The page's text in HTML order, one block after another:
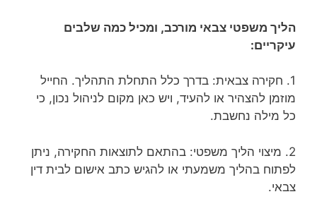
הליך משפטי צבאי מורכב, ומכיל כמה שלבים
עיקריים:
1. חקירה צבאית: בדרך כלל התחלת התהליך. החייל
מוזמן להצהיר או להעיד, ויש כאן מקום לניהול נכון, כי
כל מילה נחשבת.
2. מיצוי הליך משפטי: בהתאם לתוצאות החקירה, ניתן
לפתוח בהליך משמעתי או להגיש כתב אישום לבית דין
צבאי.